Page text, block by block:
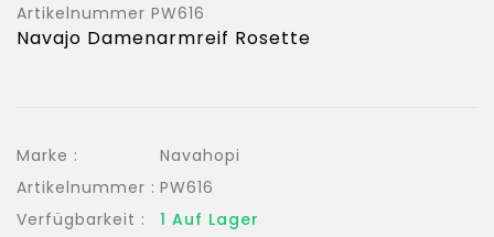
Artikelnummer PW616
Navajo Damenarmreif Rosette
Marke :
Navahopi
Artikelnummer : PW616
Verfügbarkeit :
1 Auf Lager